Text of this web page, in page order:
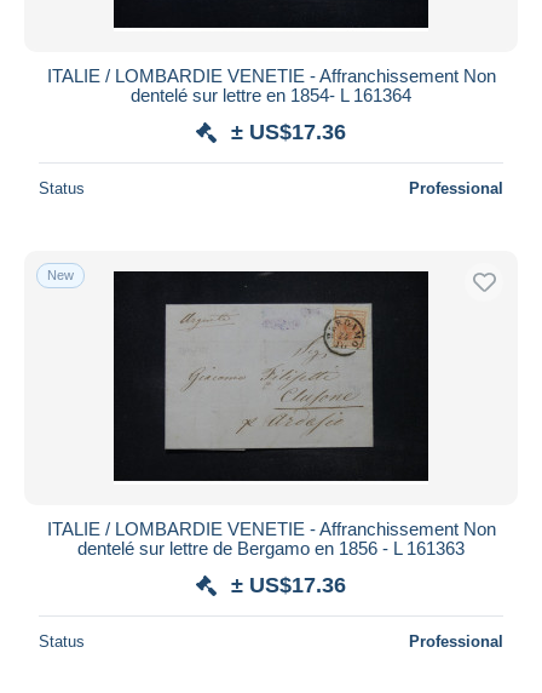
ITALIE / LOMBARDIE VENETIE - Affranchissement Non
dentelé sur lettre en 1854- L 161364
± US$17.36
Status Professional
New
ITALIE / LOMBARDIE VENETIE - Affranchissement Non
dentelé sur lettre de Bergamo en 1856 - L 161363
± US$17.36
Status Professional